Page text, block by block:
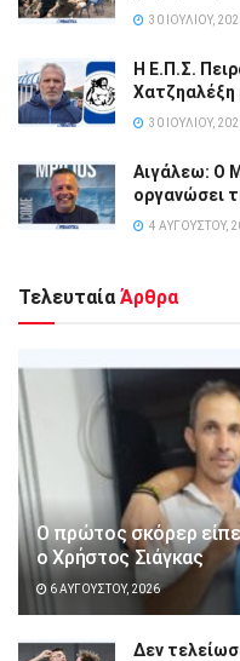
30 ΙΟΥΛΊΟΥ,
Η Ε.Π.Σ.
Χατζηαλέξη
30 ΙΟΥΛΊΟΥ,
Αιγάλεω: Ο
οργανώσει
4 ΑΥΓΟΎΣΤΟΥ,
Τελευταία Άρθρα
Ο πρώτος σκόρερ είπε
ο Χρήστος Σιάγκας
6 ΑΥΓΟΎΣΤΟΥ, 2026
Δεν